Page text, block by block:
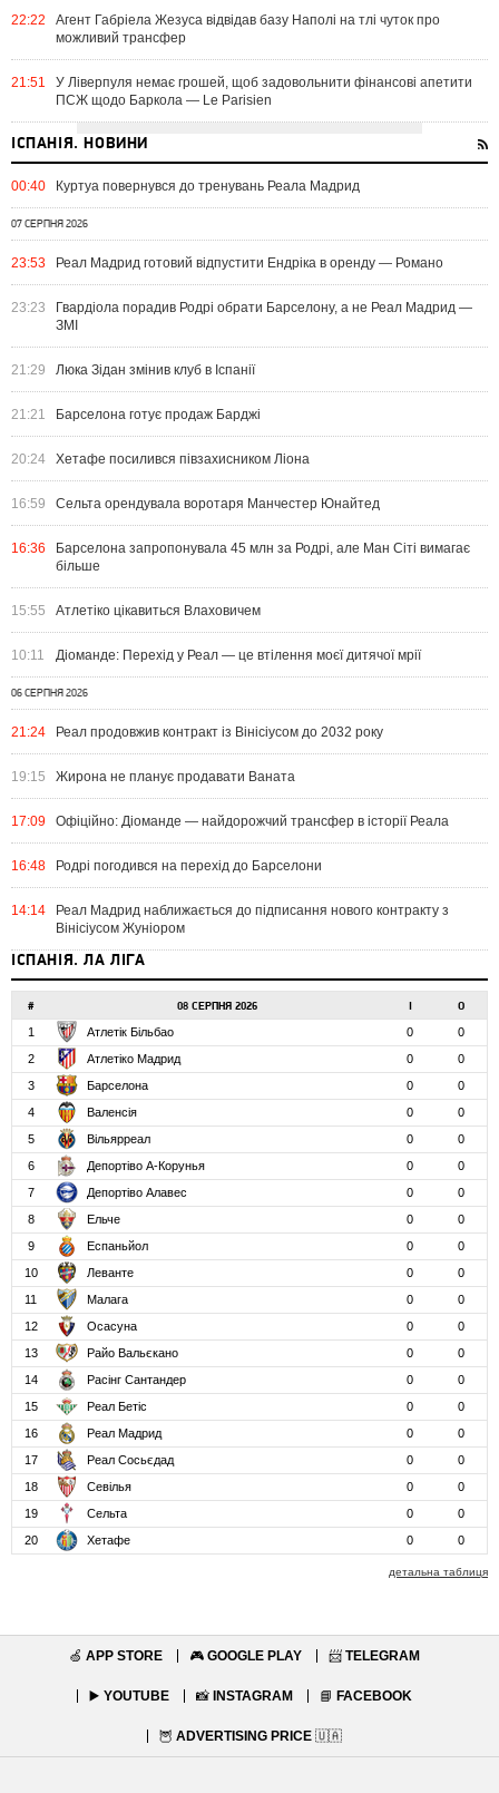
22:22
Агент Габріела Жезуса відвідав базу Наполі на тлі чуток про
можливий трансфер
21:51
У Ліверпуля немає грошей, щоб задовольнити фінансові апетити
ПСЖ щодо Баркола — Le Parisien
ІСПАНІЯ. НОВИНИ
00:40 Куртуа повернувся до тренувань Реала Мадрид
07 СЕРПНЯ 2026
23:53 Реал Мадрид готовий відпустити Ендріка в оренду — Романо
23:23
Гвардіола порадив Родрі обрати Барселону, а не Реал Мадрид —
ЗМІ
21:29 Люка Зідан змінив клуб в Іспанії
21:21 Барселона готує продаж Барджі
20:24 Хетафе посилився півзахисником Ліона
16:59 Сельта орендувала воротаря Манчестер Юнайтед
16:36
Барселона запропонувала 45 млн за Родрі, але Ман Сіті вимагає
більше
15:55 Атлетіко цікавиться Влаховичем
10:11 Діоманде: Перехід у Реал — це втілення моєї дитячої мрії
06 СЕРПНЯ 2026
21:24 Реал продовжив контракт із Вінісіусом до 2032 року
19:15 Жирона не планує продавати Ваната
17:09 Офіційно: Діоманде — найдорожчий трансфер в історії Реала
16:48 Родрі погодився на перехід до Барселони
14:14
Реал Мадрид наближається до підписання нового контракту з
Вінісіусом Жуніором
ІСПАНІЯ. ЛА ЛІГА
# 08 СЕРПНЯ 2026 І О
1 Атлетік Більбао 0
0
2
Атлетіко Мадрид 0
0
3
Барселона 0
0
4
Валенсія 0
0
5
Вільярреал 0
0
6
Депортіво А-Корунья 0
0
7
Депортіво Алавес 0
0
8
Ельче 0
0
9
Еспаньйол 0
0
10
Леванте 0
0
11
Малага 0
0
12
Осасуна 0
0
13
Райо Вальєкано 0
0
14
Расінг Сантандер 0
0
15
Реал Бетіс 0
0
16
Реал Мадрид 0
0
17
Реал Сосьєдад 0
0
18
Севілья 0
0
19
Сельта 0
0
20
Хетафе 0 0
детальна таблиця
🍏 APP STORE 🎮 GOOGLE PLAY 📨 TELEGRAM
▶️ YOUTUBE 📸 INSTAGRAM 📘 FACEBOOK
🦉 ADVERTISING PRICE 🇺🇦